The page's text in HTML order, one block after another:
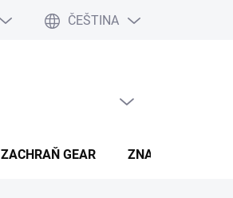
ČEŠTINA
ZACHRAŇ GEAR ZNAČKY